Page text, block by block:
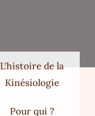
L'histoire de la
Kinésiologie
Pour qui ?